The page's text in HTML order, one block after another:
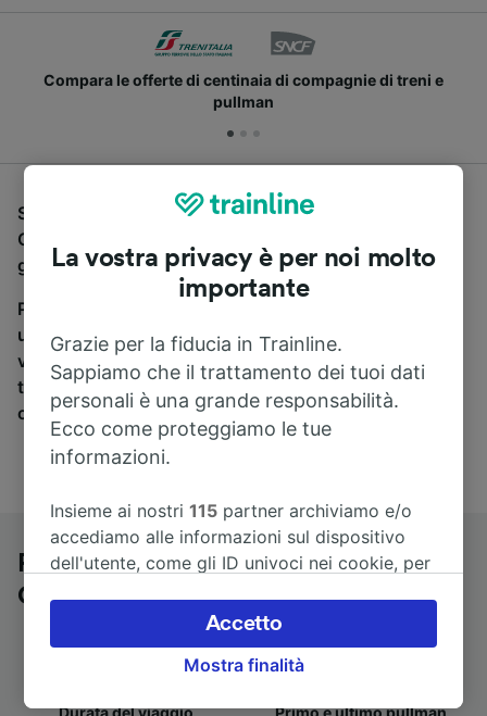
Compara le offerte di centinaia di compagnie di treni e
pullman
Se stai cercando un pullman per viaggiare da
Campobasso a Firenze Campo di Marte, sei nel posto
giusto.
Per trovare i biglietti dei pullman, è sufficiente avviare
una ricerca in alto, e compareremo i tempi e i costi del
viaggio in treno e in pullman. Con Trainline puoi
trovare i biglietti per viaggiare con oltre 170
compagnie ferroviarie e dei pullman.
Pullman da Campobasso a Firenze
Campo di Marte
Durata del viaggio Primo e ultimo pullman
La vostra privacy è per noi molto
importante
Grazie per la fiducia in Trainline.
Sappiamo che il trattamento dei tuoi dati
personali è una grande responsabilità.
Ecco come proteggiamo le tue
informazioni.
Insieme ai nostri115 partner archiviamo e/o
accediamo alle informazioni sul dispositivo
dell'utente, come gli ID univoci nei cookie, per
accettare o gestire le proprie scelte facendo
clic di seguito, tra cui il proprio diritto di
opporsi sulla base di un interesse legittimo o
Mostra finalità
Accetto